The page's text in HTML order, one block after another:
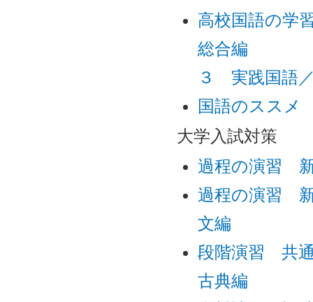
高校国語の
総合編
３ 実践国語
国語のススメ
大学入試対策
過程の演習
過程の演習
文編
段階演習 共
古典編